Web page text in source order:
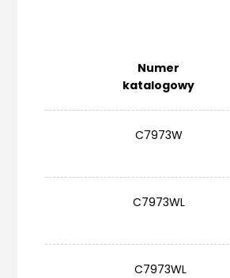
Numer
katalogowy
C7973W
C7973WL
C7973WL